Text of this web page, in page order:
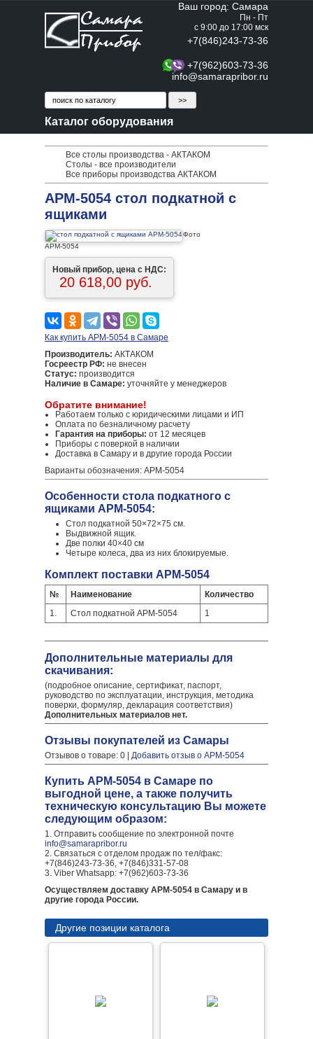
Ваш город: Самара
Пн - Пт
с 9:00 до 17:00 мск
+7(846)243-73-36
+7(962)603-73-36
info@samarapribor.ru
Каталог оборудования
Все столы производства - АКТАКОМ
Столы - все производители
Все приборы производства АКТАКОМ
АРМ-5054 стол подкатной с
ящиками
Фото
АРМ-5054
Новый прибор, цена с НДС:
20 618,00 руб.
Как купить АРМ-5054 в Самаре
Производитель: АКТАКОМ
Госреестр РФ: не внесен
Статус: производится
Наличие в Самаре: уточняйте у менеджеров
Обратите внимание!
Работаем только с юридическими лицами и ИП
Оплата по безналичному расчету
Гарантия на приборы: от 12 месяцев
Приборы с поверкой в наличии
Доставка в Самару и в другие города России
Варианты обозначения: АРМ-5054
Особенности стола подкатного с
ящиками АРМ-5054:
Стол подкатной 50×72×75 см.
Выдвижной ящик.
Две полки 40×40 см
Четыре колеса, два из них блокируемые.
Комплект поставки АРМ-5054
№ Наименование
Количество
1.
Стол подкатной АРМ-5054 1
Дополнительные материалы для
скачивания:
(подробное описание, сертификат, паспорт,
руководство по эксплуатации, инструкция, методика
поверки, формуляр, декларация соответствия)
Дополнительных материалов нет.
Отзывы покупателей из Самары
Отзывов о товаре: 0 | Добавить отзыв о АРМ-5054
Купить АРМ-5054 в Самаре по
выгодной цене, а также получить
техническую консультацию Вы можете
следующим образом:
1. Отправить сообщение по электронной почте
info@samarapribor.ru
2. Связаться с отделом продаж по тел/факс:
+7(846)243-73-36, +7(846)331-57-08
3. Viber Whatsapp: +7(962)603-73-36
Осуществляем доставку АРМ-5054 в Самару и в
другие города России.
Другие позиции каталога